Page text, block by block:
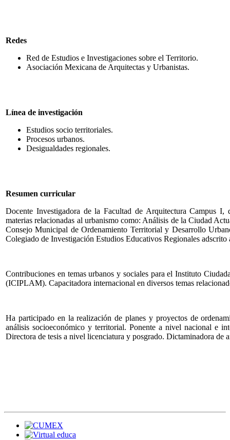
Redes
Red de Estudios e Investigaciones sobre el Territorio.
Asociación Mexicana de Arquitectas y Urbanistas.
Línea de investigación
Estudios socio territoriales.
Procesos urbanos.
Desigualdades regionales.
Resumen curricular
Docente Investigadora de la Facultad de Arquitectura Campus
materias relacionadas al urbanismo como: Análisis de la Ciudad
Consejo Municipal de Ordenamiento Territorial y Desarrollo
Colegiado de Investigación Estudios Educativos Regionales
Contribuciones en temas urbanos y sociales para el Instituto
(ICIPLAM). Capacitadora internacional en diversos temas
Ha participado en la realización de planes y proyectos de
análisis socioeconómico y territorial. Ponente a nivel nacional e
Directora de tesis a nivel licenciatura y posgrado. Dictaminadora de